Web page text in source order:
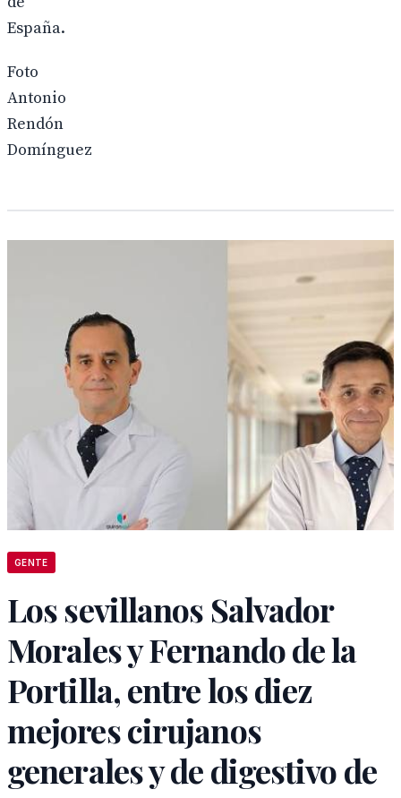
España.
Foto
Antonio
Rendón
Domínguez
GENTE
Los sevillanos Salvador
Morales y Fernando de la
Portilla, entre los diez
mejores cirujanos
generales y de digestivo de